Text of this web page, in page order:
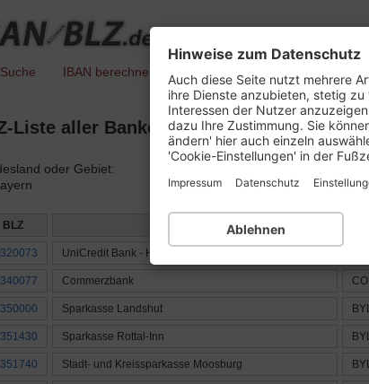
IBAN berechnen IBAN prüfen BLZ-Liste:
Liste aller Banken mit der Ortsnummer :
oder Gebiet:
BLZ Name der Bank
UniCredit Bank - HypoVereinsbank
Commerzbank
Sparkasse Landshut
Sparkasse Rottal-Inn
Stadt- und Kreissparkasse Moosburg
Hinweise zum Datenschutz
Auch diese Seite nutzt mehrere
ihre Dienste anzubieten, stetig
Interessen der Nutzer
dazu Ihre Zustimmung. Sie
ändern' hier auch einzeln
'Cookie-Einstellungen' in der
Impressum Datenschutz
Ablehnen